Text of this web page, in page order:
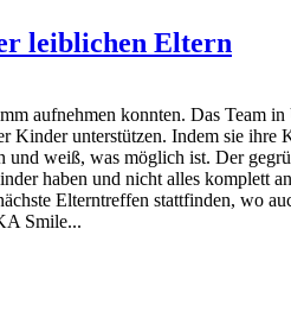
leiblichen Eltern
aufnehmen konnten. Das Team in
unterstützen. Indem sie ihre
weiß, was möglich ist. Der
haben und nicht alles komplett
Elterntreffen stattfinden, wo
Smile...